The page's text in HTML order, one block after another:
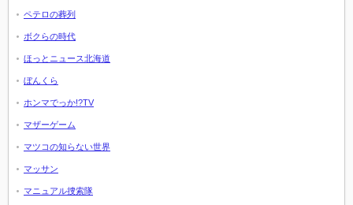
ペテロの葬列
ボクらの時代
ほっとニュース北海道
ぼんくら
ホンマでっか!?TV
マザーゲーム
マツコの知らない世界
マッサン
マニュアル捜索隊